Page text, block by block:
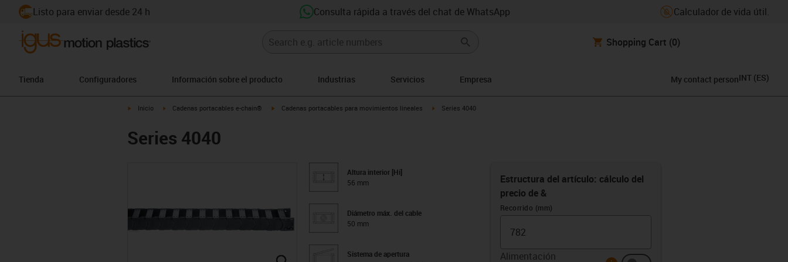
Listo para enviar desde 24 h Consulta rápida a través del chat de WhatsApp Calculador de vida útil.
Shopping Cart (0)
Tienda Configuradores Información sobre el producto Industrias Servicios Empresa My contact personINT (ES)
igus-icon-arrow-right
Inicio igus-icon-arrow-right
Cadenas portacables e-chain® igus-icon-arrow-right
Cadenas portacables para movimientos lineales igus-icon-arrow-right
Series 4040
Series 4040
Altura interior [Hi]
56 mm
Diámetro máx. del cable
50 mm
Sistema de apertura
Estructura del artículo: cálculo del
precio de &
Recorrido (mm)
Alimentación
info